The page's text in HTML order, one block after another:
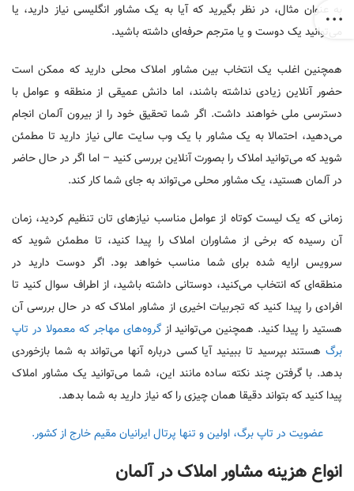
به عنوان مثال، در نظر بگیرید که آیا به یک مشاور انگلیسی نیاز دارید، یا
می‌توانید یک دوست و یا مترجم حرفه‌ای داشته باشید.
همچنین اغلب یک انتخاب بین مشاور املاک محلی دارید که ممکن است
حضور آنلاین زیادی نداشته باشند، اما دانش عمیقی از منطقه و عوامل با
دسترسی ملی خواهند داشت. اگر شما تحقیق خود را از بیرون آلمان انجام
می‌دهید، احتمالا به یک مشاور با یک وب سایت عالی نیاز دارید تا مطمئن
شوید که می‌توانید املاک را بصورت آنلاین بررسی کنید – اما اگر در حال حاضر
در آلمان هستید، یک مشاور محلی می‌تواند به جای شما کار کند.
زمانی که یک لیست کوتاه از عوامل مناسب نیازهای تان تنظیم کردید، زمان
آن رسیده که برخی از مشاوران املاک را پیدا کنید، تا مطمئن شوید که
سرویس ارایه ‌شده برای شما مناسب خواهد بود. اگر دوست دارید در
منطقه‌ای که انتخاب می‌کنید، دوستانی داشته باشید، از اطراف سوال کنید تا
افرادی را پیدا کنید که تجربیات اخیری از مشاور املاک که در حال بررسی آن
هستید را پیدا کنید. همچنین می‌توانید ازگروه‌های مهاجر که معمولا در تاپ
برگ هستند بپرسید تا ببینید آیا کسی درباره آنها می‌تواند به شما بازخوردی
بدهد. با گرفتن چند نکته ساده مانند این، شما می‌توانید یک مشاور املاک
پیدا کنید که بتواند دقیقا همان چیزی را که نیاز دارید به شما بدهد.
عضویت در تاپ برگ، اولین و تنها پرتال ایرانیان مقیم خارج از کشور.
انواع هزینه مشاور املاک در آلمان